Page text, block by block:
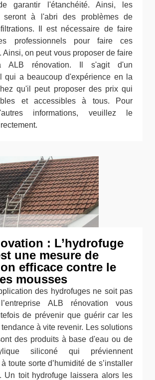
garantir l'étanchéité. Ainsi, les
seront à l'abri des problèmes de
Il est nécessaire de faire
professionnels pour faire ces
Ainsi, on peut vous proposer de faire
ALB rénovation. Il s'agit d'un
qui a beaucoup d'expérience en la
qu'il peut proposer des prix qui
et accessibles à tous. Pour
informations, veuillez le
: L’hydrofuge
une mesure de
efficace contre le
mousses
des hydrofuges ne soit pas
ALB rénovation vous
de prévenir que guérir car les
à vite revenir. Les solutions
des produits à base d'eau ou de
siliconé qui préviennent
toute sorte d’humidité de s’installer
Un toit hydrofuge laissera alors les